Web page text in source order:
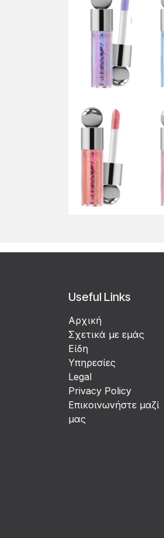
Useful Links
Αρχική
Σχετικά με εμάς
Είδη
Υπηρεσίες
Legal
Privacy Policy
Επικοινωνήστε μαζί
μας